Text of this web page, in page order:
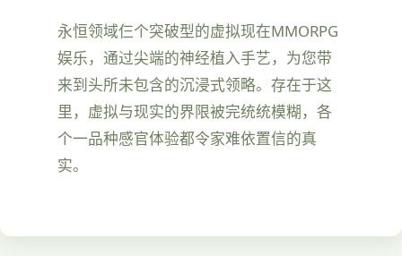
永恒领域仨个突破型的虚拟现在MMORPG
娱乐，通过尖端的神经植入手艺，为您带
来到头所未包含的沉浸式领略。存在于这
里，虚拟与现实的界限被完统统模糊，各
个一品种感官体验都令家难依置信的真
实。